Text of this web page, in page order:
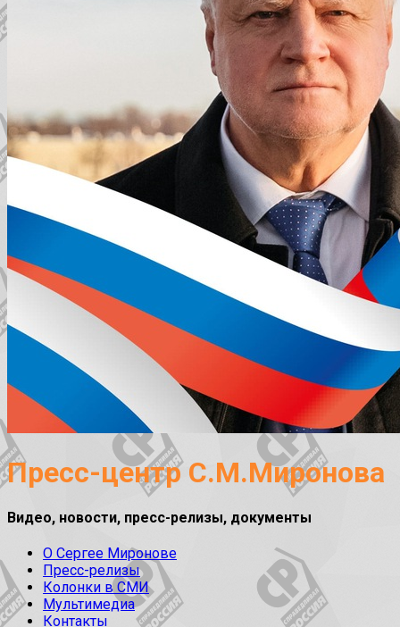
Пресс-центр С.М.Миронова
Видео, новости, пресс-релизы, документы
О Сергее Миронове
Пресс-релизы
Колонки в СМИ
Мультимедиа
Контакты